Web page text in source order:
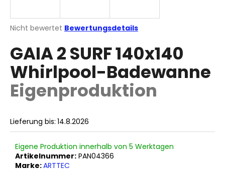
Die
Produktbewertung
ist
0,0
von
5
Sternen.
Nicht bewertet Bewertungsdetails
GAIA 2 SURF 140x140
Whirlpool-Badewanne
Eigenproduktion
Lieferung bis: 14.8.2026
Eigene Produktion innerhalb von 5 Werktagen
Artikelnummer: PAN04366
Marke:ARTTEC
W
m
p
e
h